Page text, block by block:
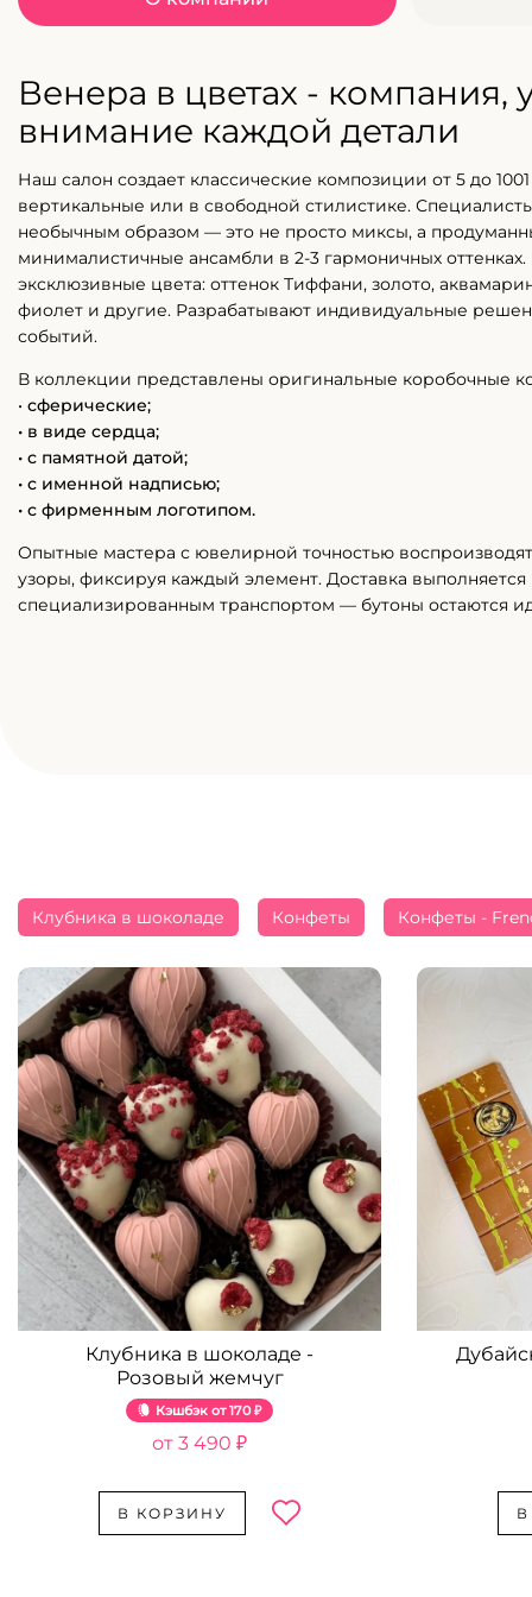
Венера в цветах - компания,
внимание каждой детали
Наш салон создает классические композиции от 5 до
вертикальные или в свободной стилистике.
необычным образом — это не просто миксы, а
минималистичные ансамбли в 2-3 гармоничных
эксклюзивные цвета: оттенок Тиффани, золото,
фиолет и другие. Разрабатывают индивидуальные
событий.
В коллекции представлены оригинальные коробочные
• сферические;
• в виде сердца;
• с памятной датой;
• с именной надписью;
• с фирменным логотипом.
Опытные мастера с ювелирной точностью
узоры, фиксируя каждый элемент. Доставка выполняется
специализированным транспортом — бутоны остаются
Клубника в шоколаде Конфеты Конфеты -
Клубника в шоколаде -
Розовый жемчуг
Кэшбэк 170 ₽
3 490 ₽
В КОРЗИНУ